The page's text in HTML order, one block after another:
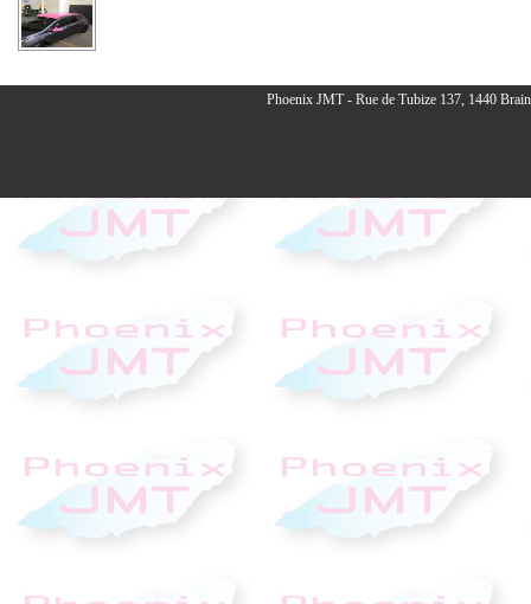
Phoenix JMT - Rue de Tubize 137, 1440